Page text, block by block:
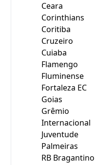
Ceara
Corinthians
Coritiba
Cruzeiro
Cuiaba
Flamengo
Fluminense
Fortaleza EC
Goias
Grêmio
Internacional
Juventude
Palmeiras
RB Bragantino